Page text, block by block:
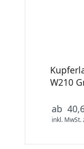
W210
ab
inkl. MwSt.